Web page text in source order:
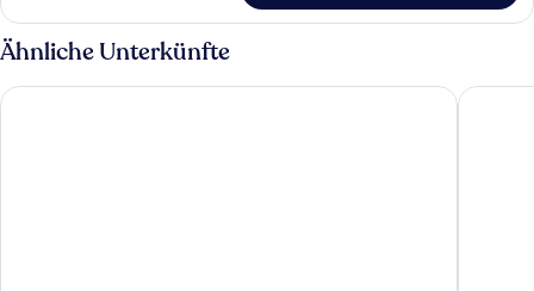
Suite,
Mehrere
Betten
Ähnliche Unterkünfte
THE HAVEN Bali Seminyak